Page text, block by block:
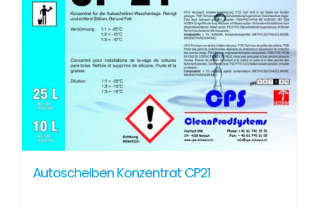
Autoscheiben Konzentrat CP21